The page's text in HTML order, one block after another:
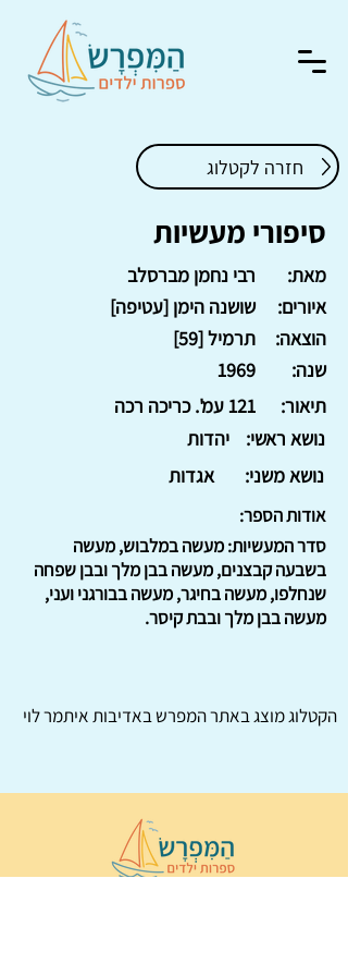
חזרה לקטלוג
סיפורי מעשיות
רבי נחמן מברסלב
מאת:
שושנה הימן [עטיפה]
איורים:
תרמיל [59]
הוצאה:
1969
שנה:
121 עמ'. כריכה רכה
תיאור:
יהדות
נושא ראשי:
אגדות
נושא משני:
אודות הספר:
סדר המעשיות: מעשה במלבוש, מעשה
בשבעה קבצנים, מעשה בבן מלך ובבן שפחה
שנחלפו, מעשה בחיגר, מעשה בבורגני ועני,
מעשה בבן מלך ובבת קיסר.
הקטלוג מוצג באתרהמפרשבאדיבות איתמר לוי